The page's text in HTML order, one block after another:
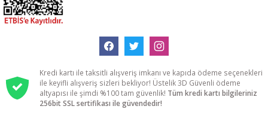
Kredi kartı ile taksitli alışveriş imkanı ve kapıda ödeme seçenekleri
ile keyifli alışveriş sizleri bekliyor! Üstelik 3D Güvenli ödeme
altyapısı ile şimdi %100 tam güvenlik! Tüm kredi kartı bilgileriniz
256bit SSL sertifikası ile güvendedir!